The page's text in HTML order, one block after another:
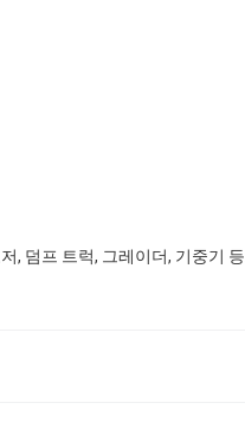
, 덤프 트럭, 그레이더, 기중기 등.